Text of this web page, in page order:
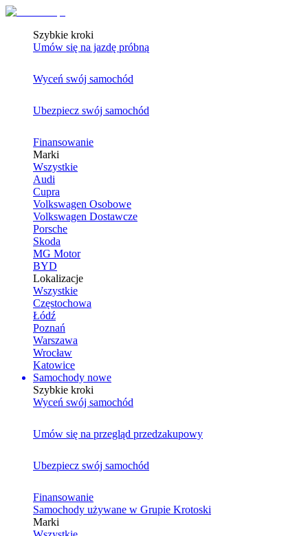
Szybkie kroki
Umów się na jazdę próbną
Wyceń swój samochód
Ubezpiecz swój samochód
Finansowanie
Marki
Wszystkie
Audi
Cupra
Volkswagen Osobowe
Volkswagen Dostawcze
Porsche
Skoda
MG Motor
BYD
Lokalizacje
Wszystkie
Częstochowa
Łódź
Poznań
Warszawa
Wrocław
Katowice
Samochody nowe
Szybkie kroki
Wyceń swój samochód
Umów się na przegląd przedzakupowy
Ubezpiecz swój samochód
Finansowanie
Samochody używane w Grupie Krotoski
Marki